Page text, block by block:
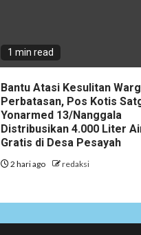
1 min read
Bantu Atasi Kesulitan
Perbatasan, Pos Kotis
Yonarmed 13/Nanggala
Distribusikan 4.000 Liter
Gratis di Desa Pesayah
2 hari ago redaksi